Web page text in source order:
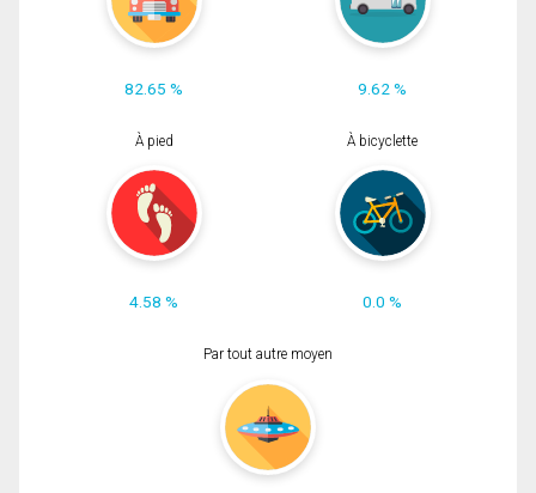
82.65 % 9.62 %
À pied
4.58 %
À bicyclette
0.0 %
Par tout autre moyen